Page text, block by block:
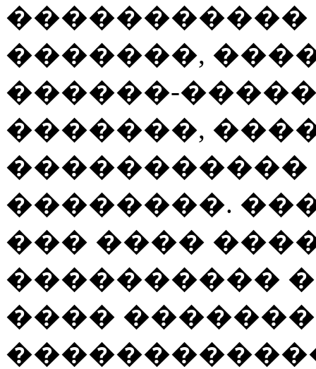
�����������
�������,
������-
�������,
��������.
��� ����
����������
����